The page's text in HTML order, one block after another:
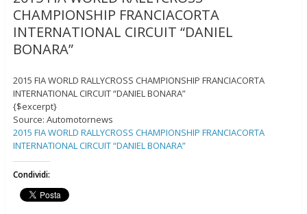
CHAMPIONSHIP FRANCIACORTA
INTERNATIONAL CIRCUIT “DANIEL
BONARA”
2015 FIA WORLD RALLYCROSS CHAMPIONSHIP FRANCIACORTA
INTERNATIONAL CIRCUIT “DANIEL BONARA”
{$excerpt}
Source: Automotornews
2015 FIA WORLD RALLYCROSS CHAMPIONSHIP FRANCIACORTA
INTERNATIONAL CIRCUIT “DANIEL BONARA”
Condividi: